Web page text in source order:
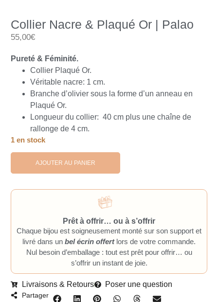
Collier Nacre & Plaqué Or | Palao
55,00€
Pureté & Féminité.
Collier Plaqué Or.
Véritable nacre: 1 cm.
Branche d’olivier sous la forme d’un anneau en
Plaqué Or.
Longueur du collier: 40 cm plus une chaîne de
rallonge de 4 cm.
1 en stock
AJOUTER AU PANIER
Prêt à offrir… ou à s’offrir
Chaque bijou est soigneusement monté sur son support et
livré dans un bel écrin offertlors de votre commande.
Nul besoin d’emballage : tout est prêt pour offrir… ou
s’offrir un instant de joie.
Livraisons & Retours Poser une question
Partager